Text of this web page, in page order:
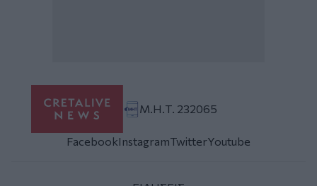
Μ.Η.Τ. 232065
FacebookInstagramTwitterYoutube